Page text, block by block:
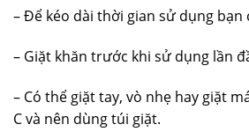
– Để kéo dài thời gian sử dụng bạn
– Giặt khăn trước khi sử dụng lần
– Có thể giặt tay, vò nhẹ hay giặt
C và nên dùng túi giặt.